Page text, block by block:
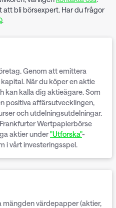
att bli börsexpert. Har du frågor
.
Genom att emittera
När du köper en aktie
kan kalla dig aktieägare. Som
positiva affärsutvecklingen,
och utdelningsutdelningar.
Wertpapierbörse
aktier under"Utforska"-
i vårt investeringsspel.
mängden värdepapper (aktier,